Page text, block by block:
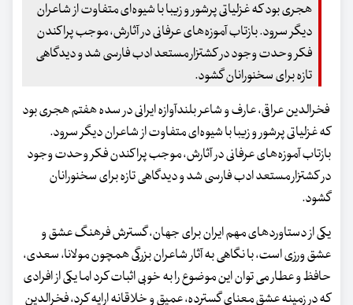
هجری بود که غزلیاتی پرشور و زیبا با شیوه‌ای متفاوت از شاعران
دیگر سرود. بازتاب آموزه‌های عرفانی در آثارش، موجب پراکندن
فکر وحدت وجود در کشتزار مستعد ادب فارسی شد و دیدگاهی
تازه برای سخنورانان گشود.
فخرالدین عراقی، عارف و شاعر بلندآوازه ایرانی در سده هفتم هجری بود
که غزلیاتی پرشور و زیبا با شیوه‌ای متفاوت از شاعران دیگر سرود.
بازتاب آموزه‌های عرفانی در آثارش، موجب پراکندن فکر وحدت وجود
در کشتزار مستعد ادب فارسی شد و دیدگاهی تازه برای سخنورانان
گشود.
یکی از دستاوردهای مهم ایران برای جهان، گسترش فرهنگ عشق و
عشق ورزی است، با نگاهی به آثار شاعران بزرگی همچون مولانا، سعدی،
حافظ و عطار می توان این موضوع را به خوبی اثبات کرد اما یکی از افرادی
که در زمینه عشق معنای گسترده، عمیق و خلاقانه ارایه کرد، فخرالدین